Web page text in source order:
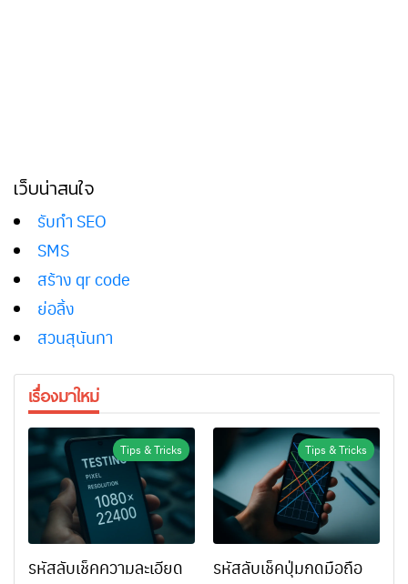
เว็บน่าสนใจ
รับทำ SEO
SMS
สร้าง qr code
ย่อลิ้ง
สวนสุนันทา
เรื่องมาใหม่
Tips & Tricks
รหัสลับเช็คความละเอียด
Tips & Tricks
รหัสลับเช็คปุ่มกดมือถือ